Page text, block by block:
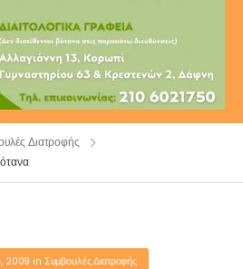
Διατροφής
2009 in Συμβουλές Διατροφής